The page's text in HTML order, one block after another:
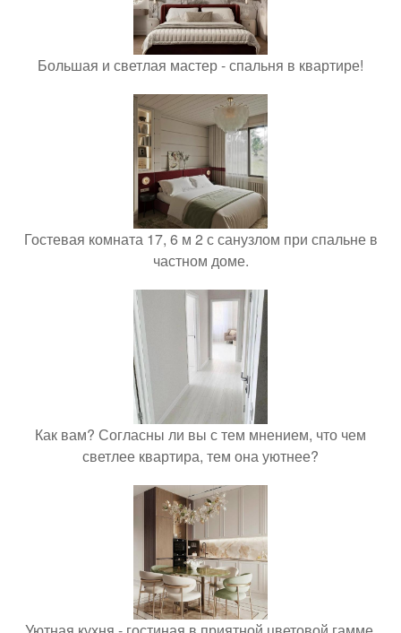
Большая и светлая мастер - спальня в квартире!
Гостевая комната 17, 6 м 2 с санузлом при спальне в
частном доме.
Как вам? Согласны ли вы с тем мнением, что чем
светлее квартира, тем она уютнее?